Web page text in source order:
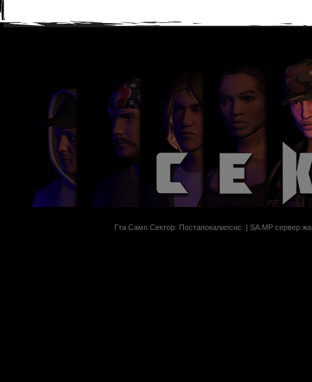
Гта Самп Сектор: Постапокалипсиc. | SA:MP сервер